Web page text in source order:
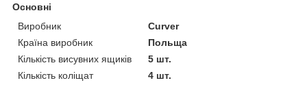
Основні
Виробник
Curver
Країна виробник
Польща
Кількість висувних ящиків
5 шт.
Кількість коліщат
4 шт.